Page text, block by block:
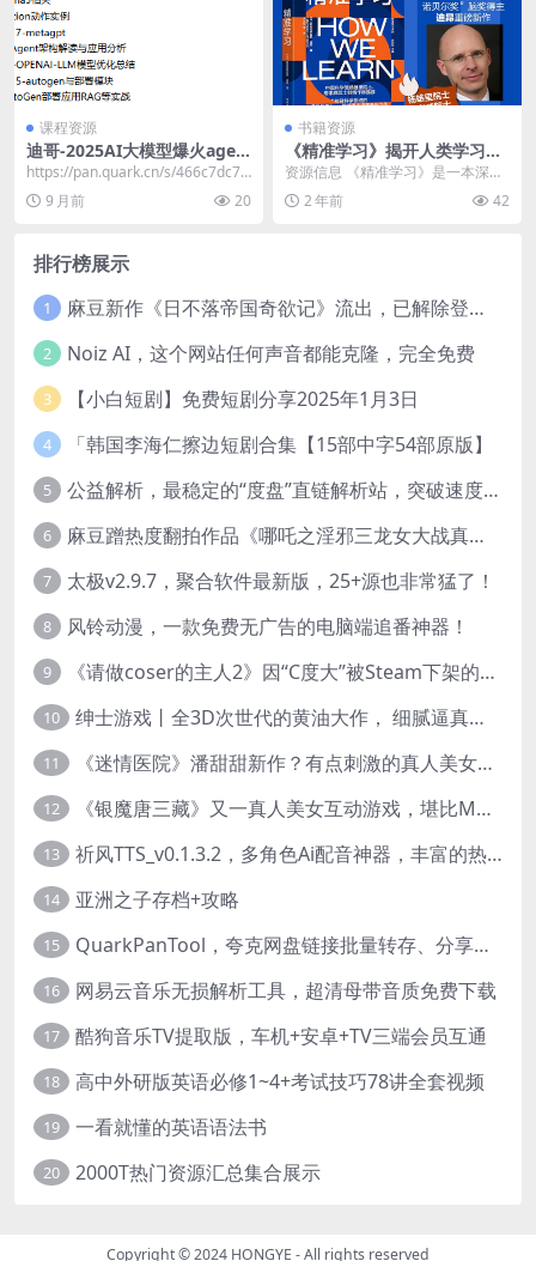
课程资源
迪哥-2025AI大模型爆火agen
t（打造专属的LLM智能体）
​https://pan.quark.cn/s/466c7dc7d
6a1 📁 迪...
9 月前 20
书籍资源
《精准学习》揭开人类学习的
底层逻辑，解密人脑为什么比
AI学得更好
资源信息 《精准学习》是一本深度
探索人类学习机制的书籍。书中揭
示了人类学习的底层...
2 年前 42
排行榜展示
1 麻豆新作《日不落帝国奇欲记》流出，已解除登录验证！
2 Noiz AI，这个网站任何声音都能克隆，完全免费
3 【小白短剧】免费短剧分享2025年1月3日
4 「韩国李海仁擦边短剧合集【15部中字54部原版】
5 公益解析，最稳定的“度盘”直链解析站，突破速度限制
6 麻豆蹭热度翻拍作品《哪吒之淫邪三龙女大战真阳魔童》 已上线
7 太极v2.9.7，聚合软件最新版，25+源也非常猛了！
8 风铃动漫，一款免费无广告的电脑端追番神器！
9 《请做coser的主人2》因“C度大”被Steam下架的真人美女互动游戏！
10 绅士游戏丨全3D次世代的黄油大作， 细腻逼真的双人互动狂想曲！
11 《迷情医院》潘甜甜新作？有点刺激的真人美女互动游戏
12 《银魔唐三藏》又一真人美女互动游戏，堪比M豆！
13 祈风TTS_v0.1.3.2，多角色Ai配音神器，丰富的热门音色
14 亚洲之子存档+攻略
15 QuarkPanTool，夸克网盘链接批量转存、分享和下载工具
16 网易云音乐无损解析工具，超清母带音质免费下载
17 酷狗音乐TV提取版，车机+安卓+TV三端会员互通
18 高中外研版英语必修1~4+考试技巧78讲全套视频
19 一看就懂的英语语法书
20 2000T热门资源汇总集合展示
Copyright © 2024 HONGYE - All rights reserved